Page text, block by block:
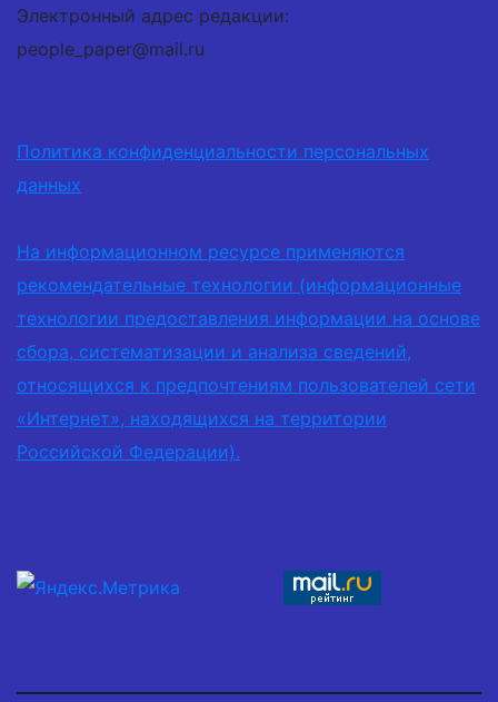
Электронный адрес редакции:
people_paper@mail.ru
Политика конфиденциальности персональных
данных
На информационном ресурсе применяются
рекомендательные технологии (информационные
технологии предоставления информации на основе
сбора, систематизации и анализа сведений,
относящихся к предпочтениям пользователей сети
«Интернет», находящихся на территории
Российской Федерации).